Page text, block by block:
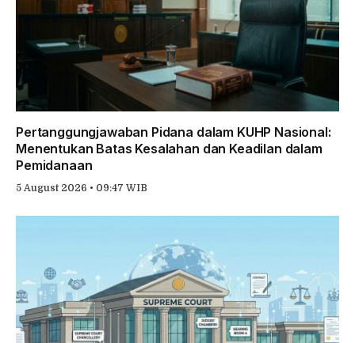
Pertanggungjawaban Pidana dalam KUHP Nasional:
Menentukan Batas Kesalahan dan Keadilan dalam
Pemidanaan
5 August 2026 • 09:47 WIB